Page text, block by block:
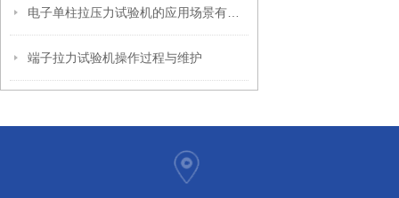
端子拉力试验机操作过程与维护